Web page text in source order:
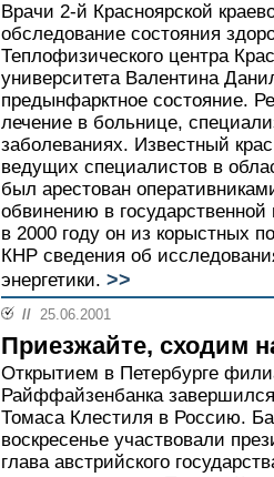
Врачи 2-й Красноярской
обследование состояния
Теплофизического центра
университета Валентина
предынфарктное состояние.
лечение в больнице,
заболеваниях. Известный
ведущих специалистов в
был арестован
обвинению в
в 2000 году он из корыстных
КНР сведения об
энергетики. >>
// 25.06.2001
Приезжайте, сходим
Открытием в Петербурге
Райффайзенбанка
Томаса Клестиля в Россию.
воскресенье участвовали
глава австрийского